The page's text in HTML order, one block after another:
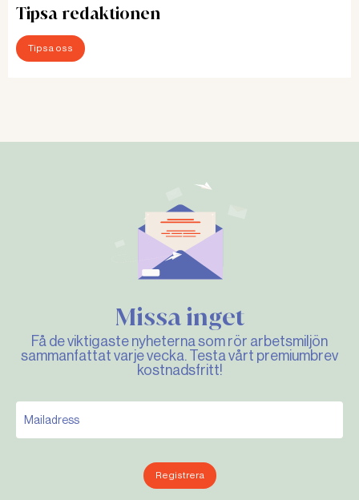
Tipsa redaktionen
Tipsa oss
Missa inget
Få de viktigaste nyheterna som rör arbetsmiljön
sammanfattat varje vecka. Testa vårt premiumbrev
kostnadsfritt!
Registrera